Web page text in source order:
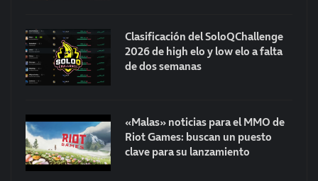
Clasificación del SoloQChallenge
2026 de high elo y low elo a falta
de dos semanas
«Malas» noticias para el MMO de
Riot Games: buscan un puesto
clave para su lanzamiento